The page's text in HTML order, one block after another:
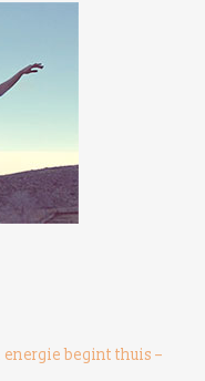
begint thuis –